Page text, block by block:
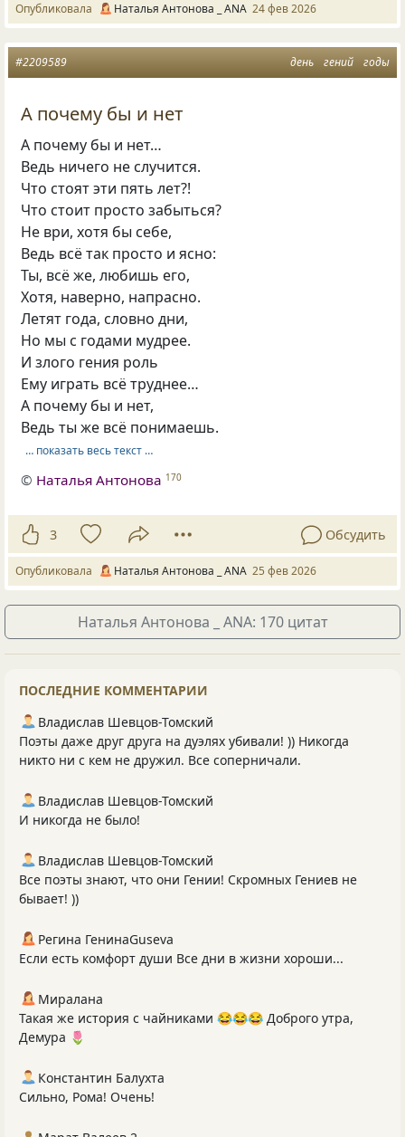
Опубликовала Наталья Антонова _ ANA 24 фев 2026
день гений годы
#2209589
А почему бы и нет
А почему бы и нет…
Ведь ничего не случится.
Что стоят эти пять лет?!
Что стоит просто забыться?
Не ври, хотя бы себе,
Ведь всё так просто и ясно:
Ты, всё же, любишь его,
Хотя, наверно, напрасно.
Летят года, словно дни,
Но мы с годами мудрее.
И злого гения роль
Ему играть всё труднее…
А почему бы и нет,
Ведь ты же всё понимаешь.
… показать весь текст …
© Наталья Антонова 170
3 Обсудить
Опубликовала Наталья Антонова _ ANA 25 фев 2026
Наталья Антонова _ ANA: 170 цитат
ПОСЛЕДНИЕ КОММЕНТАРИИ
Владислав Шевцов-Томский
Поэты даже друг друга на дуэлях убивали! )) Никогда
никто ни с кем не дружил. Все соперничали.
Владислав Шевцов-Томский
И никогда не было!
Владислав Шевцов-Томский
Все поэты знают, что они Гении! Скромных Гениев не
бывает! ))
Регина ГенинаGuseva
Если есть комфорт души Все дни в жизни хороши...
Миралана
Такая же история с чайниками 😂😂😂 Доброго утра,
Демура 🌷
Константин Балухта
Сильно, Рома! Очень!